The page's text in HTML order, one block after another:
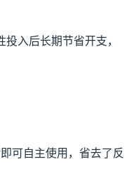
入后长期节省开支，
可自主使用，省去了反